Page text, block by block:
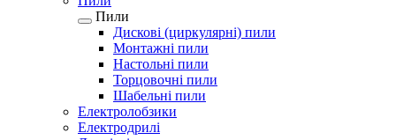
Пили
Дискові (циркулярні) пили
Монтажні пили
Настольні пили
Торцовочні пили
Шабельні пили
Електролобзики
Електродрилі